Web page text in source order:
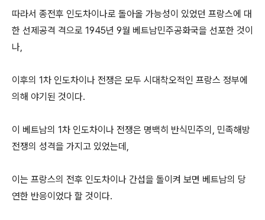
따라서 종전후 인도차이나로 돌아올 가능성이 있었던 프랑스에 대
한 선제공격 격으로 1945년 9월 베트남민주공화국을 선포한 것이
나,
이후의 1차 인도차이나 전쟁은 모두 시대착오적인 프랑스 정부에
의해 야기된 것이다.
이 베트남의 1차 인도차이나 전쟁은 명백히 반식민주의, 민족해방
전쟁의 성격을 가지고 있었는데,
이는 프랑스의 전후 인도차이나 간섭을 돌이켜 보면 베트남의 당
연한 반응이었다 할 것이다.